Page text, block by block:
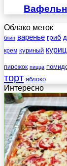
Облако меток
блин варенье гриб
крем куриный
пирожок пицца
торт яблоко
Интересно